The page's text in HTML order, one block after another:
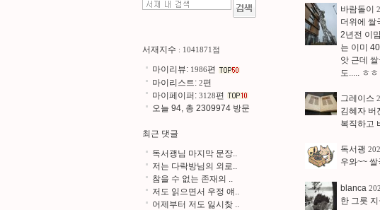
바람돌이
더위에 쌀
2년전 이
는 이미
앗 근데
도..... ㅎㅎ
그레이스
김혜자 버
복직하고
독서괭
우와~~
blanca
한 그릇
서재지수 : 1041871점
마이리뷰: 1986편
마이리스트: 2편
마이페이퍼: 3128편
오늘 94, 총 2309974 방문
최근 댓글
독서괭님 마지막 문장..
저는 다락방님의 외로..
참을 수 없는 존재의 ..
저도 읽으면서 우정 얘..
어제부터 저도 잃시찾 ..